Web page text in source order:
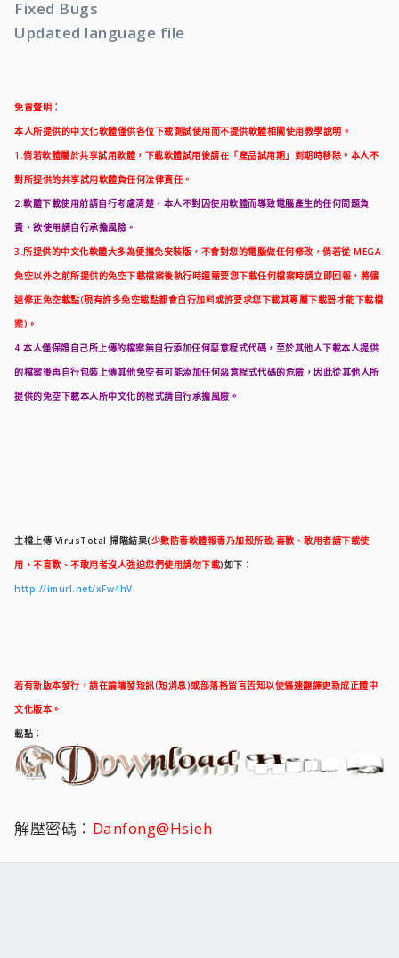
Fixed Bugs
Updated language file
免責聲明：
本人所提供的中文化軟體僅供各位下載測試使用而不提供軟體相關使用教學說明。
1.倘若軟體屬於共享試用軟體，下載軟體試用後請在「產品試用期」到期時移除。本人不
對所提供的共享試用軟體負任何法律責任。
2.軟體下載使用前請自行考慮清楚，本人不對因使用軟體而導致電腦產生的任何問題負
責，欲使用請自行承擔風險。
3.所提供的中文化軟體大多為便攜免安裝版，不會對您的電腦做任何修改，倘若從 MEGA
免空以外之前所提供的免空下載檔案後執行時還需要您下載任何檔案時請立即回報，將儘
速修正免空載點(現有許多免空載點都會自行加料或許要求您下載其專屬下載器才能下載檔
案)。
4.本人僅保證自己所上傳的檔案無自行添加任何惡意程式代碼，至於其他人下載本人提供
的檔案後再自行包裝上傳其他免空有可能添加任何惡意程式代碼的危險，因此從其他人所
提供的免空下載本人所中文化的程式請自行承擔風險。
主檔上傳 VirusTotal 掃瞄結果(少數防毒軟體報毒乃加殼所致;喜歡、敢用者請下載使
用，不喜歡、不敢用者沒人強迫您們使用請勿下載)如下：
http://imurl.net/xFw4hV
若有新版本發行，請在論壇發短訊(短消息)或部落格留言告知以便儘速翻譯更新成正體中
文化版本。
載點：
解壓密碼： Danfong@Hsieh